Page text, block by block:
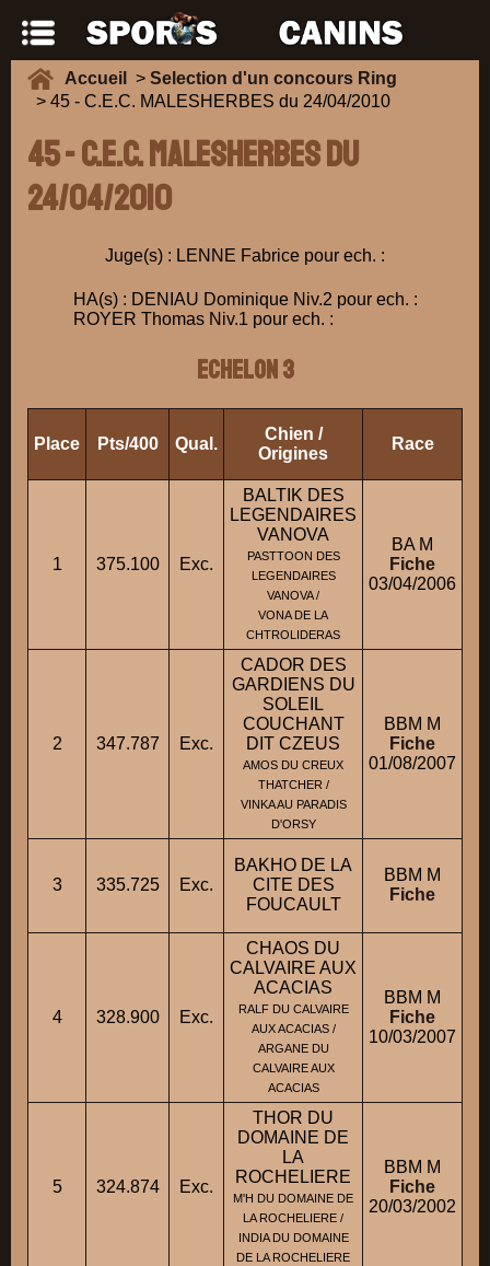
Accueil > Selection d'un concours Ring
> 45 - C.E.C. MALESHERBES du 24/04/2010
45 - C.E.C. MALESHERBES du
24/04/2010
Juge(s) : LENNE Fabrice pour ech. :
HA(s) : DENIAU Dominique Niv.2 pour ech. :
ROYER Thomas Niv.1 pour ech. :
ECHELON 3
Place Pts/400 Qual.
Chien /
Origines
Race
1 375.100 Exc.
BALTIK DES
LEGENDAIRES
VANOVA
PASTTOON DES
LEGENDAIRES
VANOVA /
VONA DE LA
CHTROLIDERAS
BA M
Fiche
03/04/2006
2 347.787 Exc.
CADOR DES
GARDIENS DU
SOLEIL
COUCHANT
DIT CZEUS
AMOS DU CREUX
THATCHER /
VINKA AU PARADIS
D'ORSY
BBM M
Fiche
01/08/2007
3 335.725 Exc.
BAKHO DE LA
CITE DES
FOUCAULT
BBM M
Fiche
4 328.900 Exc.
CHAOS DU
CALVAIRE AUX
ACACIAS
RALF DU CALVAIRE
AUX ACACIAS /
ARGANE DU
CALVAIRE AUX
ACACIAS
BBM M
Fiche
10/03/2007
5 324.874 Exc.
THOR DU
DOMAINE DE
LA
ROCHELIERE
M'H DU DOMAINE DE
LA ROCHELIERE /
INDIA DU DOMAINE
DE LA ROCHELIERE
BBM M
Fiche
20/03/2002